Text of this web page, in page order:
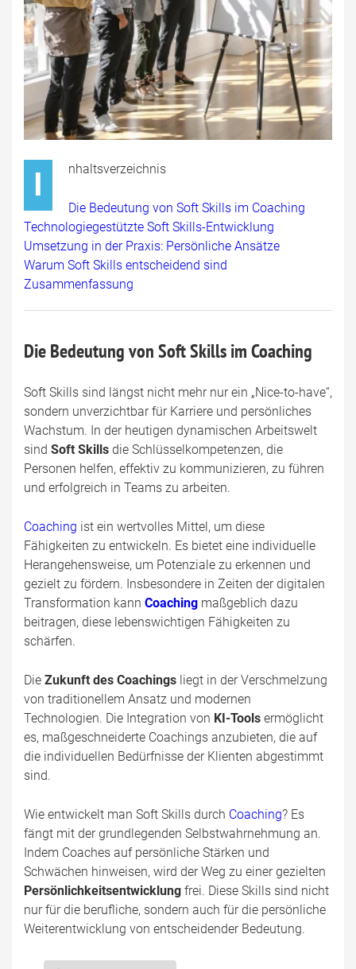
I nhaltsverzeichnis
Die Bedeutung von Soft Skills im Coaching
Technologiegestützte Soft Skills-Entwicklung
Umsetzung in der Praxis: Persönliche Ansätze
Warum Soft Skills entscheidend sind
Zusammenfassung
Die Bedeutung von Soft Skills im Coaching
Soft Skills sind längst nicht mehr nur ein „Nice-to-have“,
sondern unverzichtbar für Karriere und persönliches
Wachstum. In der heutigen dynamischen Arbeitswelt
sind Soft Skills die Schlüsselkompetenzen, die
Personen helfen, effektiv zu kommunizieren, zu führen
und erfolgreich in Teams zu arbeiten.
Coaching ist ein wertvolles Mittel, um diese
Fähigkeiten zu entwickeln. Es bietet eine individuelle
Herangehensweise, um Potenziale zu erkennen und
gezielt zu fördern. Insbesondere in Zeiten der digitalen
Transformation kann Coaching maßgeblich dazu
beitragen, diese lebenswichtigen Fähigkeiten zu
schärfen.
Die Zukunft des Coachings liegt in der Verschmelzung
von traditionellem Ansatz und modernen
Technologien. Die Integration von KI-Tools ermöglicht
es, maßgeschneiderte Coachings anzubieten, die auf
die individuellen Bedürfnisse der Klienten abgestimmt
sind.
Wie entwickelt man Soft Skills durch Coaching? Es
fängt mit der grundlegenden Selbstwahrnehmung an.
Indem Coaches auf persönliche Stärken und
Schwächen hinweisen, wird der Weg zu einer gezielten
Persönlichkeitsentwicklung frei. Diese Skills sind nicht
nur für die berufliche, sondern auch für die persönliche
Weiterentwicklung von entscheidender Bedeutung.